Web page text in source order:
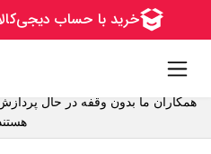
همکاران ما بدون وقفه در حال